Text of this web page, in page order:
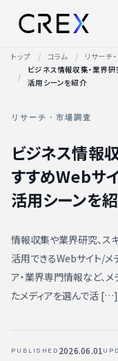
トップ コラム
リサーチ
ビジネス情報収集・業界
活用シーンを紹介
リサーチ・市場調査
ビジネス情報
すすめWebサ
活用シーンを
情報収集や業界研究、ス
活用できるWebサイト/メ
ア・業界専門情報など、
たメディアを選んで活 […]
PUBLISHED 2026.06.01